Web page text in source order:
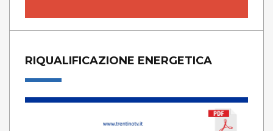
RIQUALIFICAZIONE ENERGETICA